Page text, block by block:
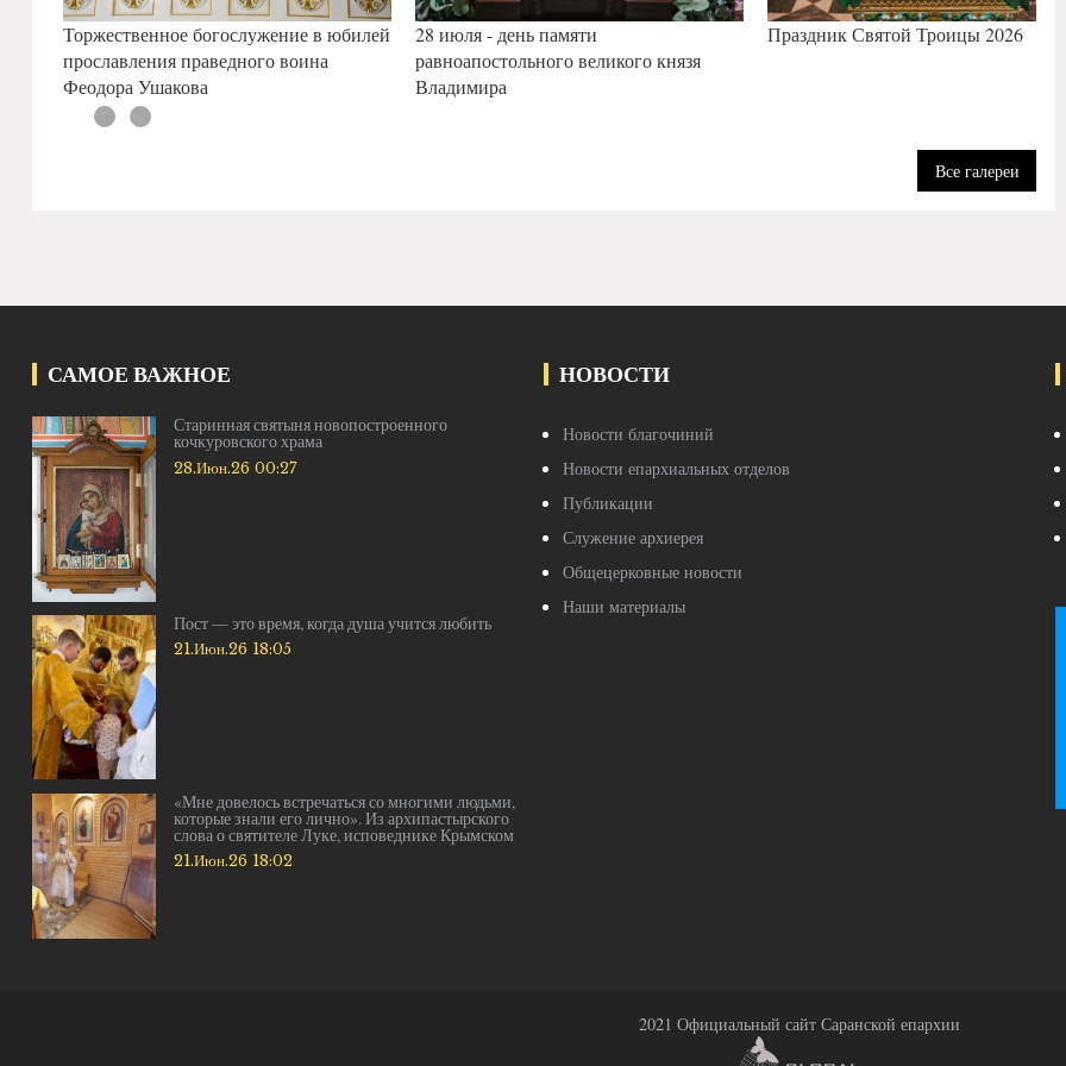
Торжественное богослужение в юбилей
прославления праведного воина
Феодора Ушакова
28 июля - день памяти
равноапостольного великого князя
Владимира
Праздник Святой Троицы 2026
Все галереи
САМОЕ ВАЖНОЕ
Старинная святыня новопостроенного
кочкуровского храма
28.Июн.26 00:27
Пост — это время, когда душа учится любить
21.Июн.26 18:05
«Мне довелось встречаться со многими людьми,
которые знали его лично». Из архипастырского
слова о святителе Луке, исповеднике Крымском
21.Июн.26 18:02
НОВОСТИ
Новости благочиний
Новости епархиальных отделов
Публикации
Служение архиерея
Общецерковные новости
Наши материалы
2021 Официальный сайт Саранской епархии